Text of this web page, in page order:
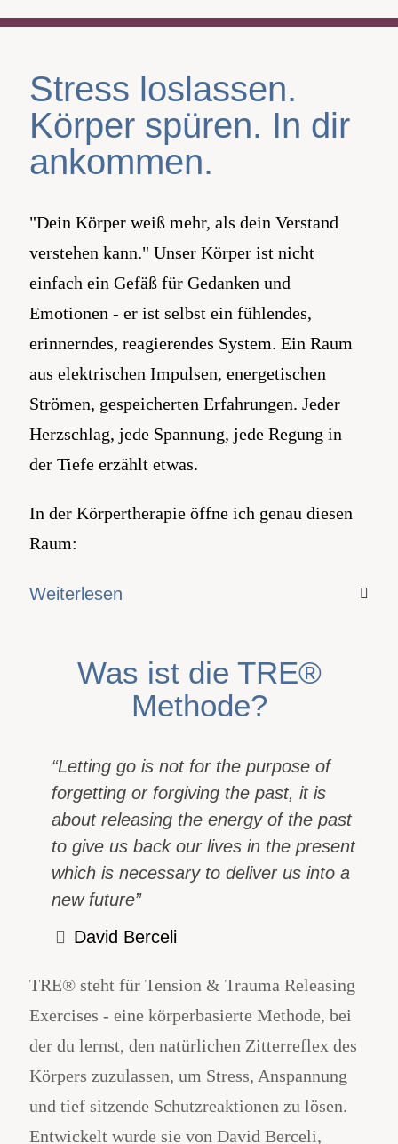
Stress loslassen.
Körper spüren. In dir
ankommen.
"Dein Körper weiß mehr, als dein Verstand
verstehen kann." Unser Körper ist nicht
einfach ein Gefäß für Gedanken und
Emotionen - er ist selbst ein fühlendes,
erinnerndes, reagierendes System. Ein Raum
aus elektrischen Impulsen, energetischen
Strömen, gespeicherten Erfahrungen. Jeder
Herzschlag, jede Spannung, jede Regung in
der Tiefe erzählt etwas.
In der Körpertherapie öffne ich genau diesen
Raum:
Weiterlesen
Was ist die TRE®
Methode?
“Letting go is not for the purpose of
forgetting or forgiving the past, it is
about releasing the energy of the past
to give us back our lives in the present
which is necessary to deliver us into a
new future”
David Berceli
TRE® steht für Tension & Trauma Releasing
Exercises - eine körperbasierte Methode, bei
der du lernst, den natürlichen Zitterreflex des
Körpers zuzulassen, um Stress, Anspannung
und tief sitzende Schutzreaktionen zu lösen.
Entwickelt wurde sie von David Berceli,